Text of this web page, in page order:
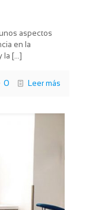
aspectos
en la
la […]
0 Leer más